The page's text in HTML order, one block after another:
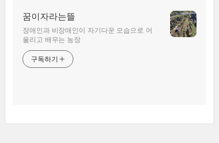
꿈이자라는뜰
장애인과 비장애인이 자기다운 모습으로 어
울리고 배우는 농장
구독하기